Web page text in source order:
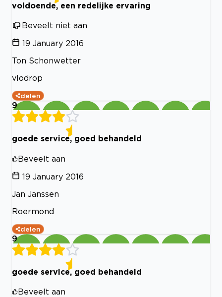
voldoende, een redelijke ervaring
Beveelt niet aan
19 January 2016
Ton Schonwetter
vlodrop
delen
9
goede service, goed behandeld
Beveelt aan
19 January 2016
Jan Janssen
Roermond
delen
9
goede service, goed behandeld
Beveelt aan